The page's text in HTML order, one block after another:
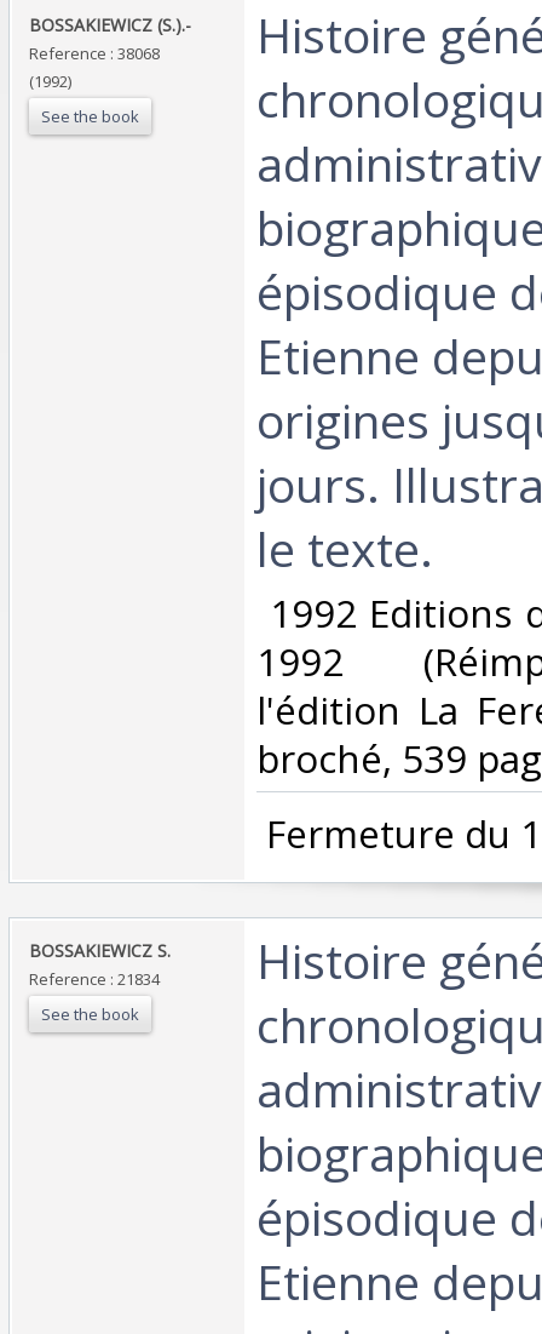
‎BOSSAKIEWICZ (S.).-‎
Reference : 38068
(1992)
See the book
‎Histoire
épisodique
Etienne
origines
jours.
le texte.‎
1992 Editions
1992
l'édition La
broché, 539
Fermeture du
‎BOSSAKIEWICZ S.‎
Reference : 21834
See the book
‎Histoire
épisodique
Etienne